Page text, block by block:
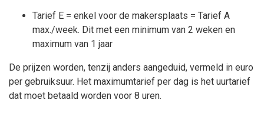
Tarief E = enkel voor de makersplaats = Tarief A
max./week. Dit met een minimum van 2 weken en
maximum van 1 jaar
De prijzen worden, tenzij anders aangeduid, vermeld in euro
per gebruiksuur. Het maximumtarief per dag is het uurtarief
dat moet betaald worden voor 8 uren.